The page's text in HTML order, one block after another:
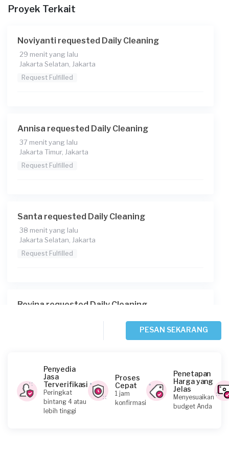
Proyek Terkait
Noviyanti requested Daily Cleaning
29 menit yang lalu
Jakarta Selatan, Jakarta
Request Fulfilled
Annisa requested Daily Cleaning
37 menit yang lalu
Jakarta Timur, Jakarta
Request Fulfilled
Santa requested Daily Cleaning
38 menit yang lalu
Jakarta Selatan, Jakarta
Request Fulfilled
Revina requested Daily Cleaning
Jenny requested Daily Cleaning
Sekitar satu jam yang lalu
Jakarta Utara, Jakarta
PESAN SEKARANG
Penyedia
Jasa
Terverifikasi
Peringkat
bintang 4 atau
lebih tinggi
Proses
Cepat
1 jam
konfirmasi
Penetapan
Harga yang
Jelas
Menyesuaikan
budget Anda